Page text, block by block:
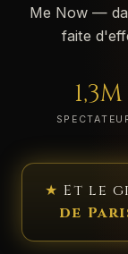
Me Now —
faite
1,3M
★ Et le
de